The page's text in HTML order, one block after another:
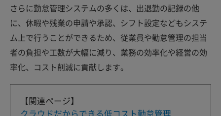
さらに勤怠管理システムの多くは、出退勤の記録の他
に、休暇や残業の申請や承認、シフト設定などもシステ
ム上で行うことができるため、従業員や勤怠管理の担当
者の負担や工数が大幅に減り、業務の効率化や経営の効
率化、コスト削減に貢献します。
【関連ページ】